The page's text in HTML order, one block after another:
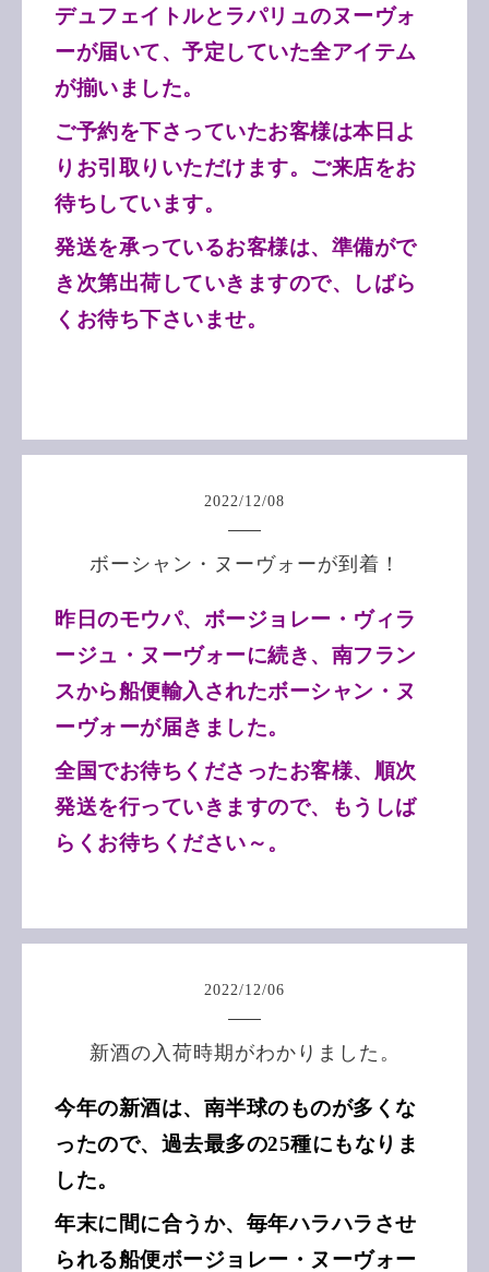
デュフェイトルとラパリュのヌーヴォ
ーが届いて、予定していた全アイテム
が揃いました。
ご予約を下さっていたお客様は本日よ
りお引取りいただけます。ご来店をお
待ちしています。
発送を承っているお客様は、準備がで
き次第出荷していきますので、しばら
くお待ち下さいませ。
2022/12/08
ボーシャン・ヌーヴォーが到着！
昨日のモウパ、ボージョレー・ヴィラ
ージュ・ヌーヴォーに続き、南フラン
スから船便輸入されたボーシャン・ヌ
ーヴォーが届きました。
全国でお待ちくださったお客様、順次
発送を行っていきますので、もうしば
らくお待ちください～。
2022/12/06
新酒の入荷時期がわかりました。
今年の新酒は、南半球のものが多くな
ったので、過去最多の25種にもなりま
した。
年末に間に合うか、毎年ハラハラさせ
られる船便ボージョレー・ヌーヴォー